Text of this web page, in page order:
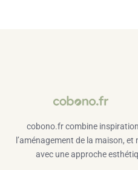
cobono.fr combine
l’aménagement de la maison,
avec une approche